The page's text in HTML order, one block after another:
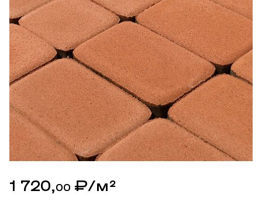
1 720,00 ₽/м²